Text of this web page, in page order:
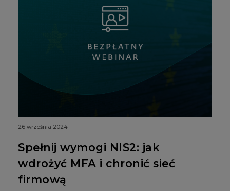
26 września 2024
Spełnij wymogi NIS2: jak
wdrożyć MFA i chronić sieć
firmową